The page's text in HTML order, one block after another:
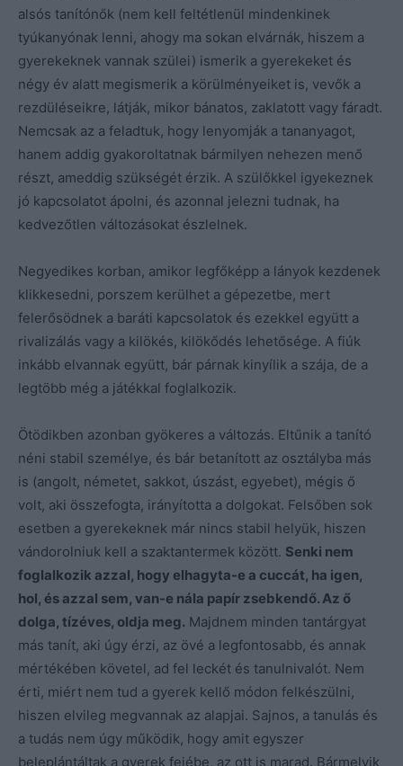
alsós tanítónők (nem kell feltétlenül mindenkinek
tyúkanyónak lenni, ahogy ma sokan elvárnák, hiszem a
gyerekeknek vannak szülei) ismerik a gyerekeket és
négy év alatt megismerik a körülményeiket is, vevők a
rezdüléseikre, látják, mikor bánatos, zaklatott vagy fáradt.
Nemcsak az a feladtuk, hogy lenyomják a tananyagot,
hanem addig gyakoroltatnak bármilyen nehezen menő
részt, ameddig szükségét érzik. A szülőkkel igyekeznek
jó kapcsolatot ápolni, és azonnal jelezni tudnak, ha
kedvezőtlen változásokat észlelnek.
Negyedikes korban, amikor legfőképp a lányok kezdenek
klikkesedni, porszem kerülhet a gépezetbe, mert
felerősödnek a baráti kapcsolatok és ezekkel együtt a
rivalizálás vagy a kilökés, kilökődés lehetősége. A fiúk
inkább elvannak együtt, bár párnak kinyílik a szája, de a
legtöbb még a játékkal foglalkozik.
Ötödikben azonban gyökeres a változás. Eltűnik a tanító
néni stabil személye, és bár betanított az osztályba más
is (angolt, németet, sakkot, úszást, egyebet), mégis ő
volt, aki összefogta, irányította a dolgokat. Felsőben sok
esetben a gyerekeknek már nincs stabil helyük, hiszen
vándorolniuk kell a szaktantermek között. Senki nem
foglalkozik azzal, hogy elhagyta-e a cuccát, ha igen,
hol, és azzal sem, van-e nála papír zsebkendő. Az ő
dolga, tízéves, oldja meg. Majdnem minden tantárgyat
más tanít, aki úgy érzi, az övé a legfontosabb, és annak
mértékében követel, ad fel leckét és tanulnivalót. Nem
érti, miért nem tud a gyerek kellő módon felkészülni,
hiszen elvileg megvannak az alapjai. Sajnos, a tanulás és
a tudás nem úgy működik, hogy amit egyszer
beleplántáltak a gyerek fejébe, az ott is marad. Bármelyik